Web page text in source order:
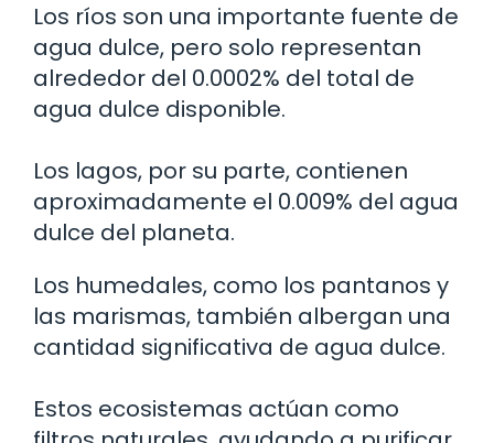
Los ríos son una importante fuente de
agua dulce, pero solo representan
alrededor del 0.0002% del total de
agua dulce disponible.
Los lagos, por su parte, contienen
aproximadamente el 0.009% del agua
dulce del planeta.
Los humedales, como los pantanos y
las marismas, también albergan una
cantidad significativa de agua dulce.
Estos ecosistemas actúan como